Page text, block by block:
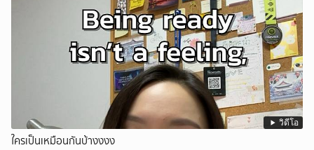
วิดีโอ
ใครเป็นเหมือนกันบ้างงงง